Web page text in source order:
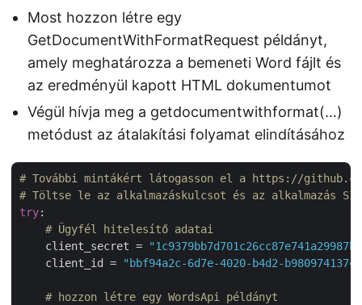
Most hozzon létre egy
GetDocumentWithFormatRequest példányt,
amely meghatározza a bemeneti Word fájlt és
az eredményül kapott HTML dokumentumot
Végül hívja meg a getdocumentwithformat(…)
metódust az átalakítási folyamat elindításához
# További mintákért látogasson el a https://
# Töltse le az alkalmazáskulcsot és az alkalmazás
try:
# Ügyfél hitelesítő adatai
    client_secret =
    client_id =
"bbf94a2c-6d7e-4020-b4d2-
# hozzon létre egy WordsApi példányt